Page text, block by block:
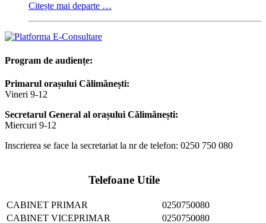
Citește mai departe …
Program de audiențe:
Primarul orașului Călimănești:
Vineri 9-12
Secretarul General al orașului Călimănești:
Miercuri 9-12
Inscrierea se face la secretariat la nr de telefon: 0250 750 080
Telefoane Utile
CABINET PRIMAR
0250750080
CABINET VICEPRIMAR
0250750080